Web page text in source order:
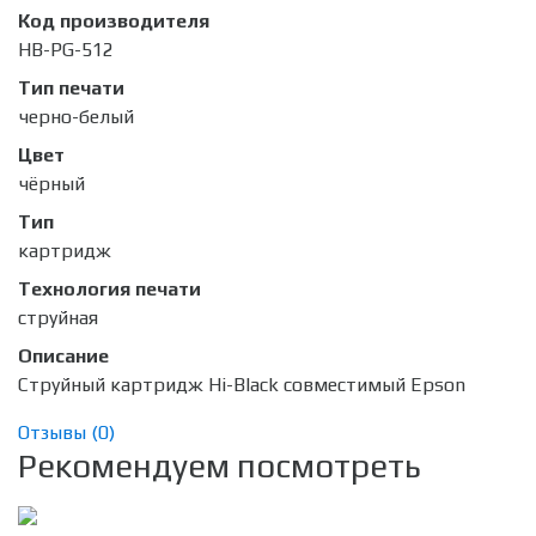
Код производителя
HB-PG-512
Тип печати
черно-белый
Цвет
чёрный
Тип
картридж
Технология печати
струйная
Описание
Струйный картридж Hi-Black совместимый Epson
Отзывы (0)
Рекомендуем посмотреть